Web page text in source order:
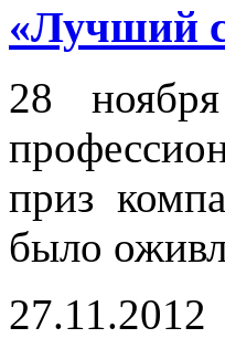
«Лучший
28
приз
было
27.11.2012